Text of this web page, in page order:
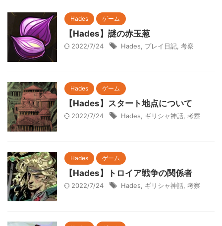
Hades ゲーム
【Hades】謎の赤玉葱
2022/7/24 Hades プレイ日記 考察
Hades ゲーム
【Hades】スタート地点について
2022/7/24 Hades ギリシャ神話 考察
Hades ゲーム
【Hades】トロイア戦争の関係者
2022/7/24 Hades ギリシャ神話 考察